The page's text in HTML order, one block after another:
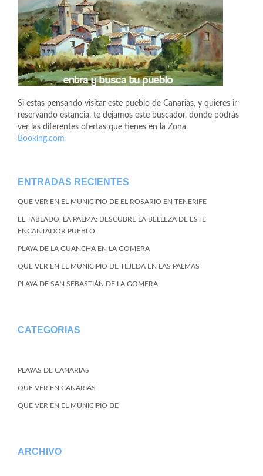
Si estas pensando visitar este pueblo de Canarias, y quieres ir
reservando estancia, te dejamos este buscador, donde podrás
ver las diferentes ofertas que tienes en la Zona
Booking.com
ENTRADAS RECIENTES
QUE VER EN EL MUNICIPIO DE EL ROSARIO EN TENERIFE
EL TABLADO, LA PALMA: DESCUBRE LA BELLEZA DE ESTE
ENCANTADOR PUEBLO
PLAYA DE LA GUANCHA EN LA GOMERA
QUE VER EN EL MUNICIPIO DE TEJEDA EN LAS PALMAS
PLAYA DE SAN SEBASTIÁN DE LA GOMERA
CATEGORIAS
PLAYAS DE CANARIAS
QUE VER EN CANARIAS
QUE VER EN EL MUNICIPIO DE
ARCHIVO